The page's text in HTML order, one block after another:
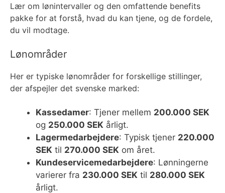
Lær om lønintervaller og den omfattende benefits
pakke for at forstå, hvad du kan tjene, og de fordele,
du vil modtage.
Lønområder
Her er typiske lønområder for forskellige stillinger,
der afspejler det svenske marked:
Kassedamer: Tjener mellem 200.000 SEK
og 250.000 SEK årligt.
Lagermedarbejdere: Typisk tjener 220.000
SEK til 270.000 SEK om året.
Kundeservicemedarbejdere: Lønningerne
varierer fra 230.000 SEK til 280.000 SEK
årligt.